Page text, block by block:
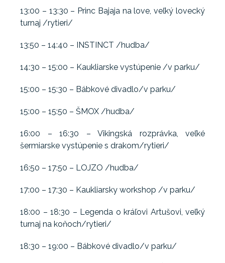
13:00 – 13:30 – Princ Bajaja na love, veľký lovecký
turnaj /rytieri/
13:50 – 14:40 – INSTINCT /hudba/
14:30 – 15:00 – Kaukliarske vystúpenie /v parku/
15:00 – 15:30 – Bábkové divadlo/v parku/
15:00 – 15:50 – ŠMOX /hudba/
16:00 – 16:30 – Vikingská rozprávka, veľké
šermiarske vystúpenie s drakom/rytieri/
16:50 – 17:50 – LOJZO /hudba/
17:00 – 17:30 – Kaukliarsky workshop /v parku/
18:00 – 18:30 – Legenda o kráľovi Artušovi, veľký
turnaj na koňoch/rytieri/
18:30 – 19:00 – Bábkové divadlo/v parku/